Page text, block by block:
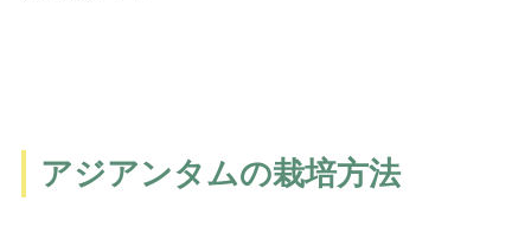
アジアンタムの栽培方法